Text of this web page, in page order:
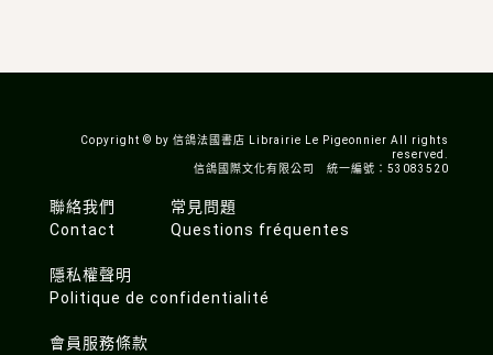
Copyright © by 信鴿法國書店 Librairie Le Pigeonnier All rights
reserved.
信鴿國際文化有限公司 統一編號：53083520
聯絡我們
Contact
常見問題
Questions fréquentes
隱私權聲明
Politique de confidentialité
會員服務條款